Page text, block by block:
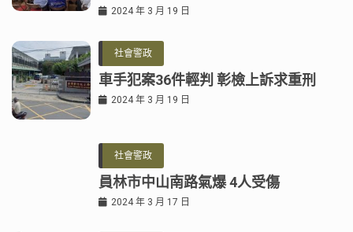
2024 年 3 月 19 日
社會警政
車手犯案36件輕判 彰檢上訴求重刑
2024 年 3 月 19 日
社會警政
員林市中山南路氣爆 4人受傷
2024 年 3 月 17 日